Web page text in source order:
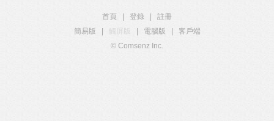
首頁 登錄
註冊
簡易版
觸屏版 電腦版
客戶端
© Comsenz Inc.